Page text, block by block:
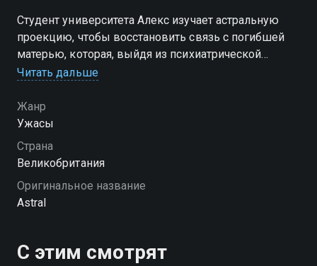
Студент университета Алекс изучает астральную
проекцию, чтобы восстановить связь с погибшей
матерью, которая, выйдя из психиатрической
больницы, повесилась в доме. Он овладевает
пространственные измерения
Читать дальше
Жанр
Ужасы
Страна
Великобритания
Оригинальное название
Astral
С этим смотрят